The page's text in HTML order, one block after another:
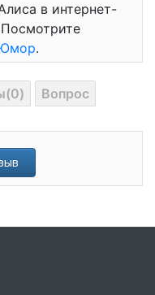
в интернет-
.
Вопрос